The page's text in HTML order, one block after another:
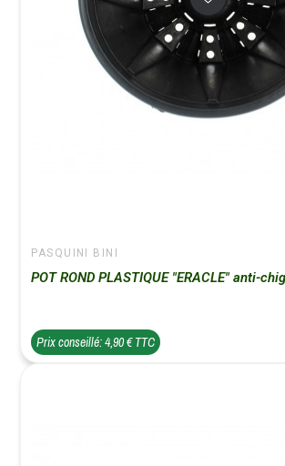
PASQUINI BINI
POT ROND PLASTIQUE "ERACLE" anti-
Prix conseillé: 4,90 € TTC